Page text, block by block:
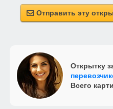
 Отправить эту
Открытку
Всего